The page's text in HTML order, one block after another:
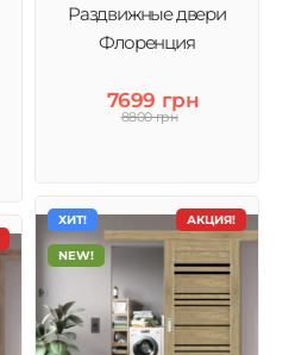
Раздвижные двери
Флоренция
7699 грн
8800 грн
АКЦИЯ!
ХИТ!
NEW!